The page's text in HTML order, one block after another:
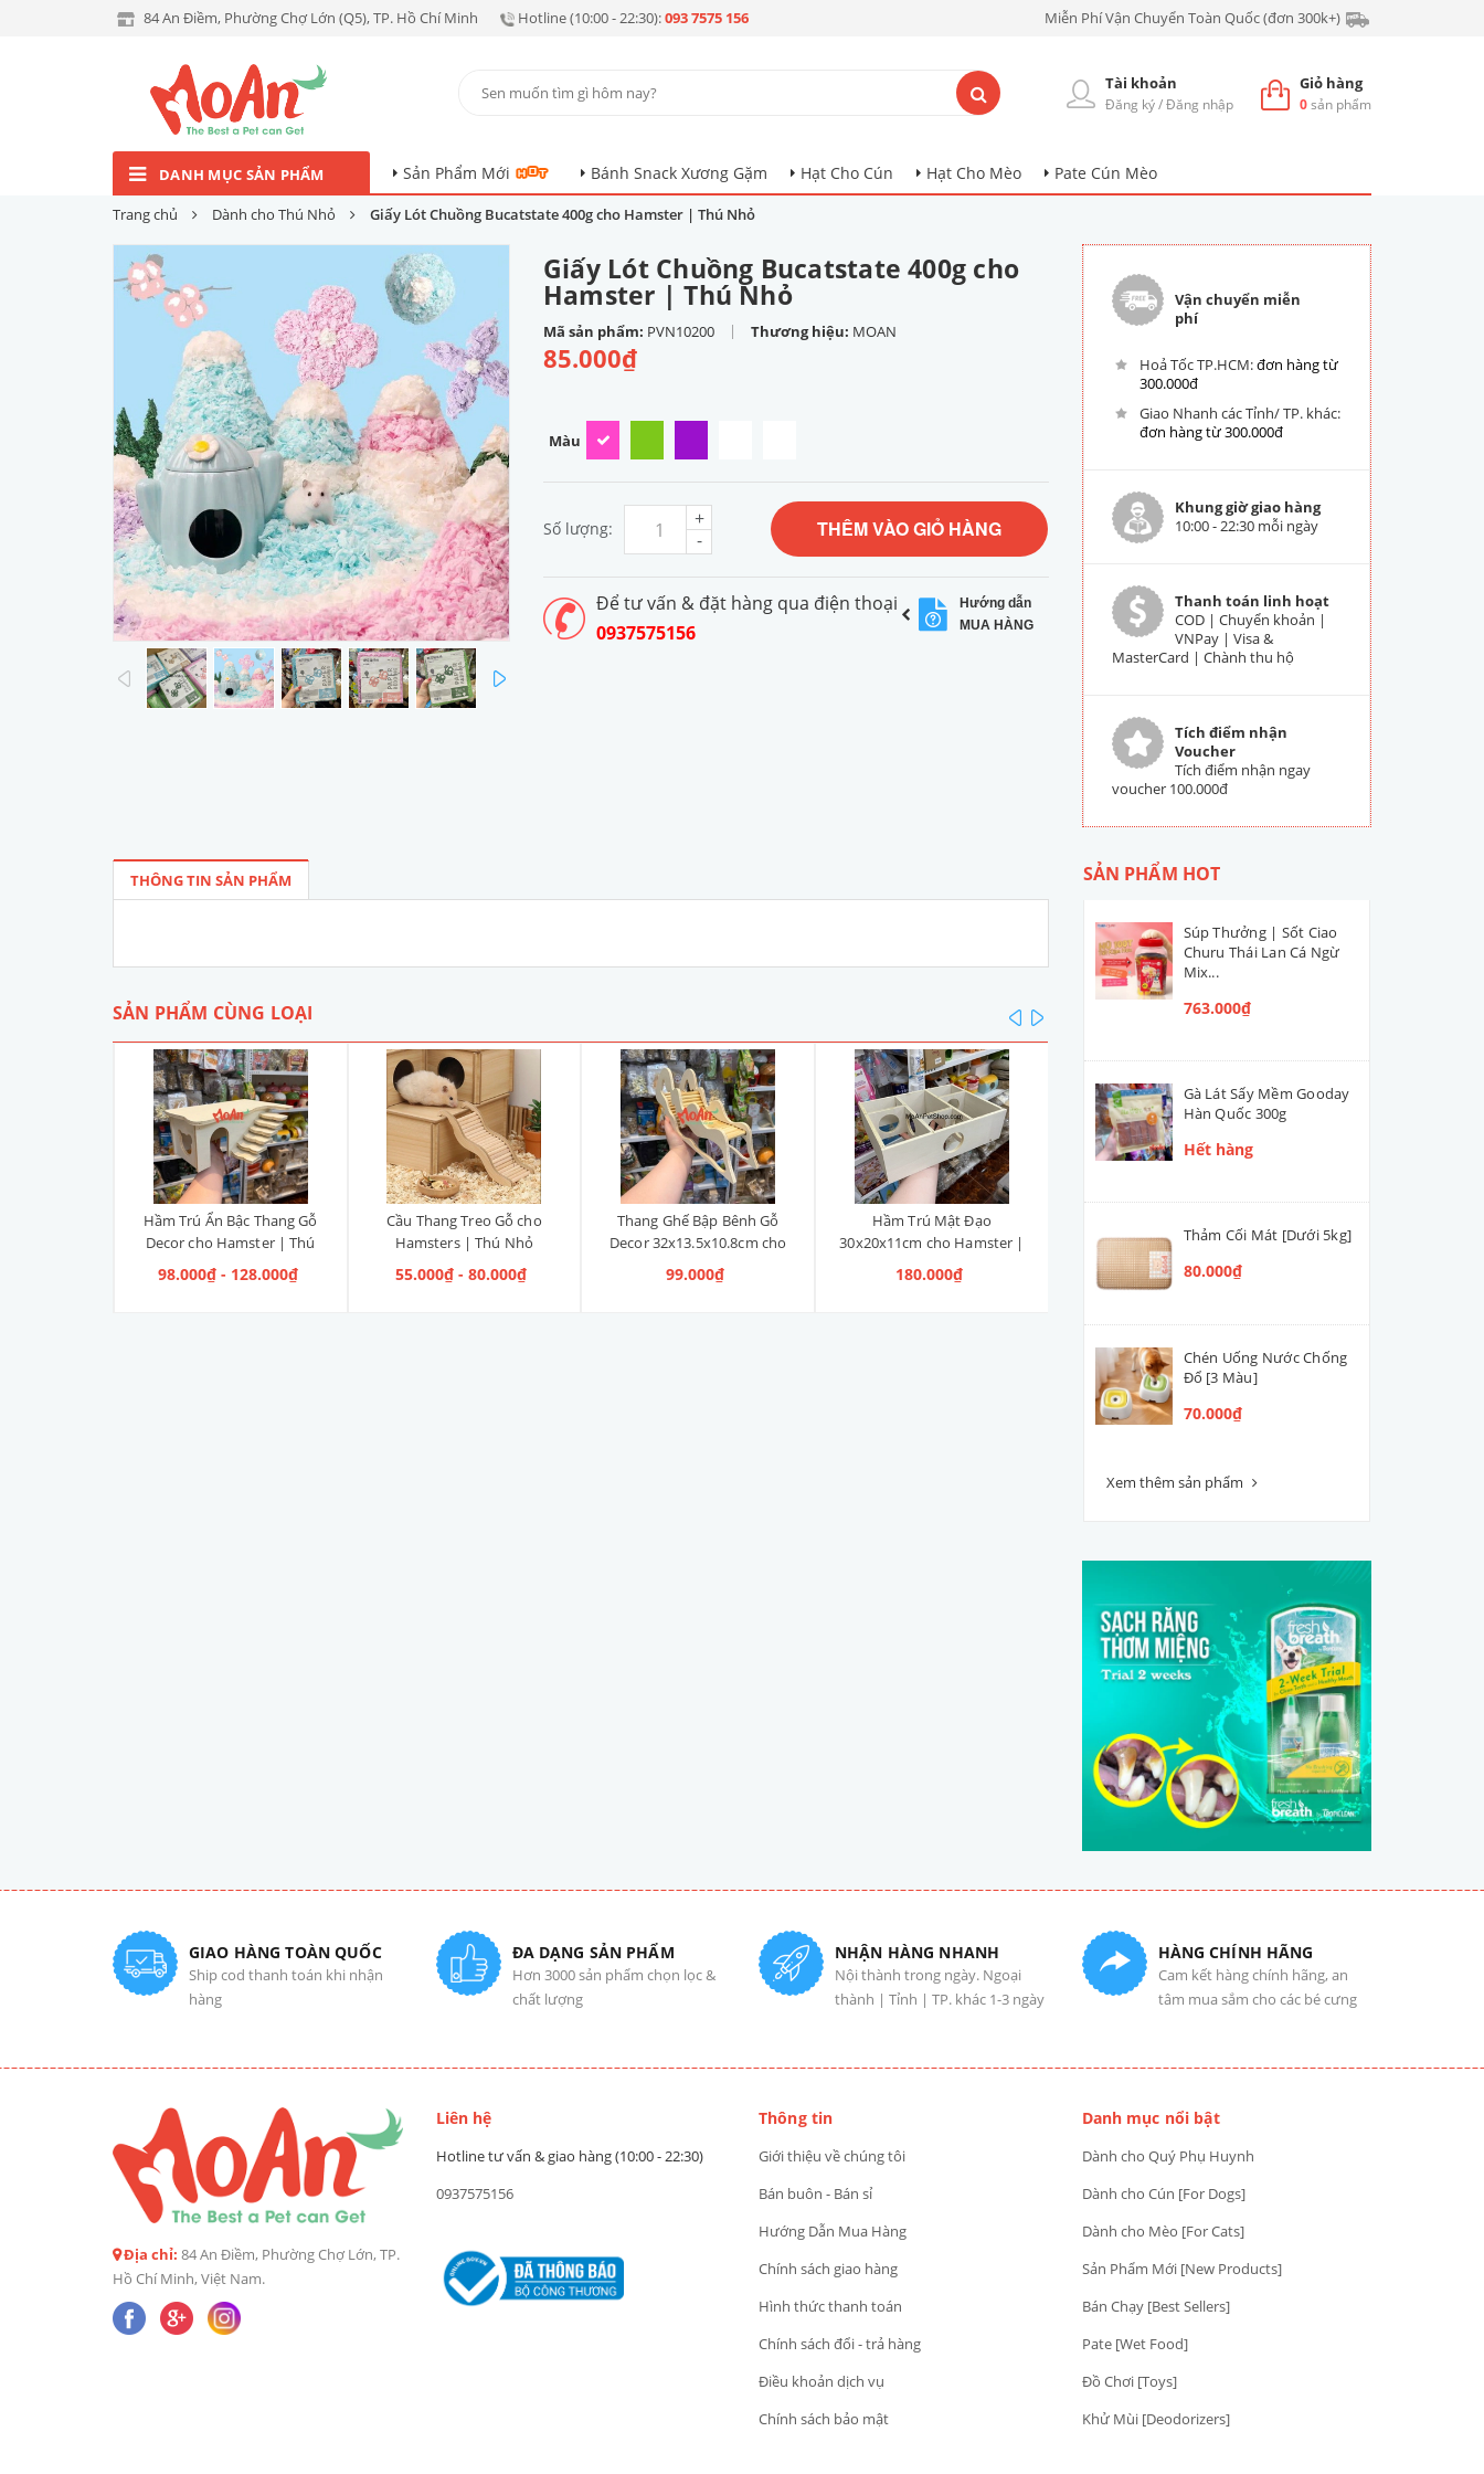
84 An Điềm, Phường Chợ Lớn (Q5), TP. Hồ Chí Minh Hotline (10:00 - 22:30):093 7575 156 Miễn Phí Vận Chuyển Toàn Quốc (đơn 300k+)
Giỏ hàng
0sản phẩm
Tài khoản
Đăng ký/Đăng nhập
DANH MỤC SẢN PHẨM Sản Phẩm Mới Bánh Snack Xương Gặm Hạt Cho Cún Hạt Cho Mèo Pate Cún Mèo
Trang chủ Dành cho Thú Nhỏ Giấy Lót Chuồng Bucatstate 400g cho Hamster | Thú Nhỏ
prev
Giấy Lót Chuồng Bucatstate 400g cho
Hamster | Thú Nhỏ
Mã sản phẩm: PVN10200 | Thương hiệu: MOAN
85.000₫
Màu
Số lượng: -
+ THÊM VÀO GIỎ HÀNG
Để tư vấn & đặt hàng qua điện thoại
0937575156
Hướng dẫn
MUA HÀNG
Vận chuyển miễn
phí
Hoả Tốc TP.HCM:đơn hàng từ
300.000đ
Giao Nhanh các Tỉnh/ TP. khác:
đơn hàng từ 300.000đ
Khung giờ giao hàng
10:00 - 22:30 mỗi ngày
Thanh toán linh hoạt
COD | Chuyển khoản |
VNPay | Visa &
MasterCard | Chành thu hộ
Tích điểm nhận
Voucher
Tích điểm nhận ngay
voucher 100.000đ
THÔNG TIN SẢN PHẨM
SẢN PHẨM CÙNG LOẠI
Hầm Trú Ẩn Bậc Thang Gỗ
Decor cho Hamster | Thú
Nhỏ [2 Sizes]
98.000₫ - 128.000₫
Cầu Thang Treo Gỗ cho
Hamsters | Thú Nhỏ
55.000₫ - 80.000₫
Thang Ghế Bập Bênh Gỗ
Decor 32x13.5x10.8cm cho
Hamster | Thú Nhỏ
99.000₫
Hầm Trú Mật Đạo
30x20x11cm cho Hamster |
Thú Nhỏ
180.000₫
33x15x10.5cm Decor cho
Hamster | Thú Nhỏ
110.000₫
Mèo Nhỏ | Hamster |
prev
SẢN PHẨM HOT
Súp Thưởng | Sốt Ciao
Churu Thái Lan Cá Ngừ
Mix...
763.000₫
Gà Lát Sấy Mềm Gooday
Hàn Quốc 300g
Hết hàng
Thảm Cối Mát [Dưới 5kg]
80.000₫
Chén Uống Nước Chống
Đổ [3 Màu]
70.000₫
Xem thêm sản phẩm
GIAO HÀNG TOÀN QUỐC
Ship cod thanh toán khi nhận
hàng
ĐA DẠNG SẢN PHẨM
Hơn 3000 sản phẩm chọn lọc &
chất lượng
NHẬN HÀNG NHANH
Nội thành trong ngày. Ngoại
thành | Tỉnh | TP. khác 1-3 ngày
HÀNG CHÍNH HÃNG
Cam kết hàng chính hãng, an
tâm mua sắm cho các bé cưng
Địa chỉ: 84 An Điềm, Phường Chợ Lớn, TP.
Hồ Chí Minh, Việt Nam.
Liên hệ
Hotline tư vấn & giao hàng (10:00 - 22:30)
0937575156
Thông tin
Giới thiệu về chúng tôi
Bán buôn - Bán sỉ
Hướng Dẫn Mua Hàng
Chính sách giao hàng
Hình thức thanh toán
Chính sách đổi - trả hàng
Điều khoản dịch vụ
Chính sách bảo mật
Danh mục nổi bật
Dành cho Quý Phụ Huynh
Dành cho Cún [For Dogs]
Dành cho Mèo [For Cats]
Sản Phẩm Mới [New Products]
Bán Chạy [Best Sellers]
Pate [Wet Food]
Đồ Chơi [Toys]
Khử Mùi [Deodorizers]